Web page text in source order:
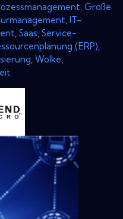
Große
IT-
Saas Service-
(ERP)
Wolke